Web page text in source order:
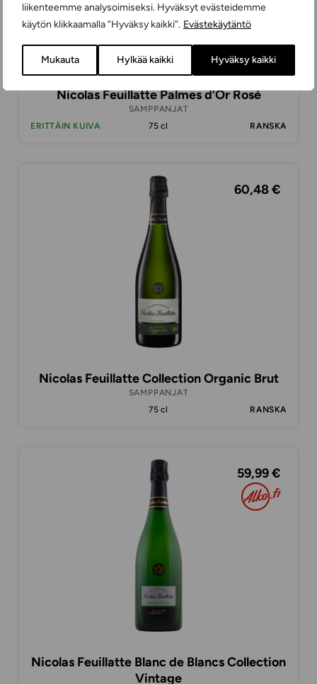
liikenteemme analysoimiseksi. Hyväksyt evästeidemme
käytön klikkaamalla ”Hyväksy kaikki”. Evästekäytäntö
Mukauta Hylkää kaikki Hyväksy kaikki
Nicolas Feuillatte Palmes d’Or Rosé
SAMPPANJAT
ERITTÄIN KUIVA
75 cl RANSKA
60,48 €
Nicolas Feuillatte Collection Organic Brut
SAMPPANJAT
75 cl
RANSKA
59,99 €
Nicolas Feuillatte Blanc de Blancs Collection
Vintage